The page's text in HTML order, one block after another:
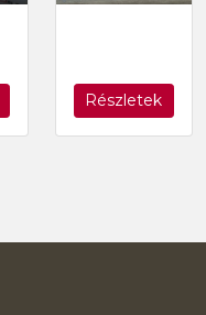
Részletek